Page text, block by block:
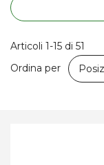
Articoli 1-15 di 51
Ordina per